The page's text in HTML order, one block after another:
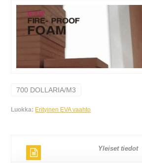
700 DOLLARIA/M3
Luokka: Erityinen EVA vaahto
Yleiset tiedot